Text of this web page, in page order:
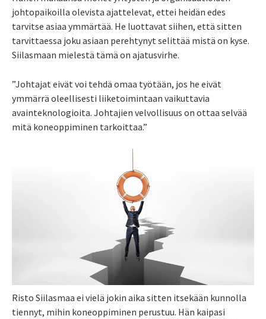
johtopaikoilla olevista ajattelevat, ettei heidän edes
tarvitse asiaa ymmärtää. He luottavat siihen, että sitten
tarvittaessa joku asiaan perehtynyt selittää mistä on kyse.
Siilasmaan mielestä tämä on ajatusvirhe.
”Johtajat eivät voi tehdä omaa työtään, jos he eivät
ymmärrä oleellisesti liiketoimintaan vaikuttavia
avainteknologioita. Johtajien velvollisuus on ottaa selvää
mitä koneoppiminen tarkoittaa.”
Risto Siilasmaa ei vielä jokin aika sitten itsekään kunnolla
tiennyt, mihin koneoppiminen perustuu. Hän kaipasi